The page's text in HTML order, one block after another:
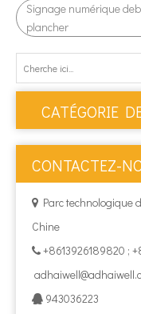
Signage numérique
plancher
CATÉGORIE
CONTACTEZ-
 Parc technologique
Chine
 +8613926189820 ;
 943036223